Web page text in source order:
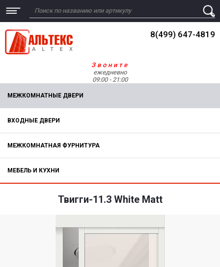
8(499) 647-4819
Звоните
ежедневно
09:00 - 21:00
МЕЖКОМНАТНЫЕ ДВЕРИ
ВХОДНЫЕ ДВЕРИ
МЕЖКОМНАТНАЯ ФУРНИТУРА
МЕБЕЛЬ И КУХНИ
Твигги-11.3 White Matt